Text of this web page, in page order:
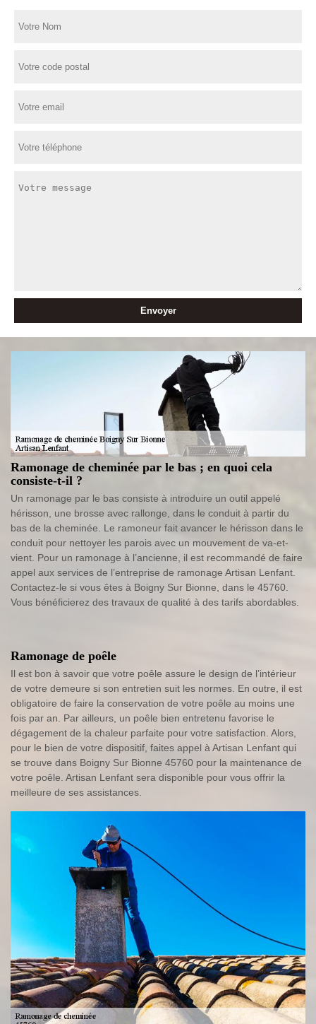
Ramonage de cheminée par le bas ; en quoi cela
consiste-t-il ?
Un ramonage par le bas consiste à introduire un outil appelé
hérisson, une brosse avec rallonge, dans le conduit à partir du
bas de la cheminée. Le ramoneur fait avancer le hérisson dans le
conduit pour nettoyer les parois avec un mouvement de va-et-
vient. Pour un ramonage à l’ancienne, il est recommandé de faire
appel aux services de l’entreprise de ramonage Artisan Lenfant.
Contactez-le si vous êtes à Boigny Sur Bionne, dans le 45760.
Vous bénéficierez des travaux de qualité à des tarifs abordables.
Ramonage de poêle
Il est bon à savoir que votre poêle assure le design de l’intérieur
de votre demeure si son entretien suit les normes. En outre, il est
obligatoire de faire la conservation de votre poêle au moins une
fois par an. Par ailleurs, un poêle bien entretenu favorise le
dégagement de la chaleur parfaite pour votre satisfaction. Alors,
pour le bien de votre dispositif, faites appel à Artisan Lenfant qui
se trouve dans Boigny Sur Bionne 45760 pour la maintenance de
votre poêle. Artisan Lenfant sera disponible pour vous offrir la
meilleure de ses assistances.